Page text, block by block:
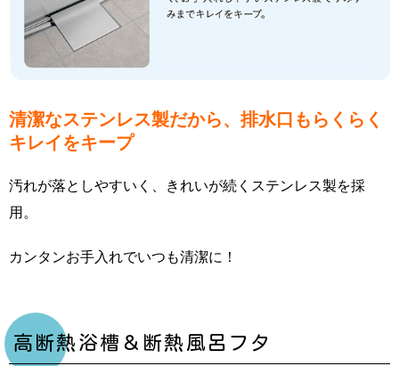
清潔なステンレス製だから、排水口もらくらく
キレイをキープ
汚れが落としやすいく、きれいが続くステンレス製を採
用。
カンタンお手入れでいつも清潔に！
高断熱浴槽＆断熱風呂フタ